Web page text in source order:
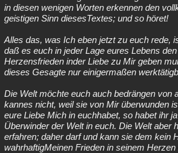
in diesen wenigen Worten erkennen den
geistigen Sinn diesesTextes; und so höret!
Alles das, was Ich eben jetzt zu euch rede,
daß es euch in jeder Lage eures Lebens
Herzensfrieden inder Liebe zu Mir geben
dieses Gesagte nur einigermaßen
Die Welt möchte euch auch bedrängen von
kannes nicht, weil sie von Mir überwunden
eure Liebe Mich in euchhabet, so habet ihr
Überwinder der Welt in euch. Die Welt aber
erfahren; daher darf und kann sie dem kein
wahrhaftigMeinen Frieden in seinem Herzen